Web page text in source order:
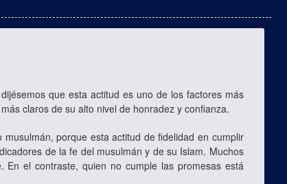
que esta actitud es uno de los factores más
claros de su alto nivel de honradez y confianza.
porque esta actitud de fidelidad en cumplir
de la fe del musulmán y de su Islam. Muchos
el contraste, quien no cumple las promesas está